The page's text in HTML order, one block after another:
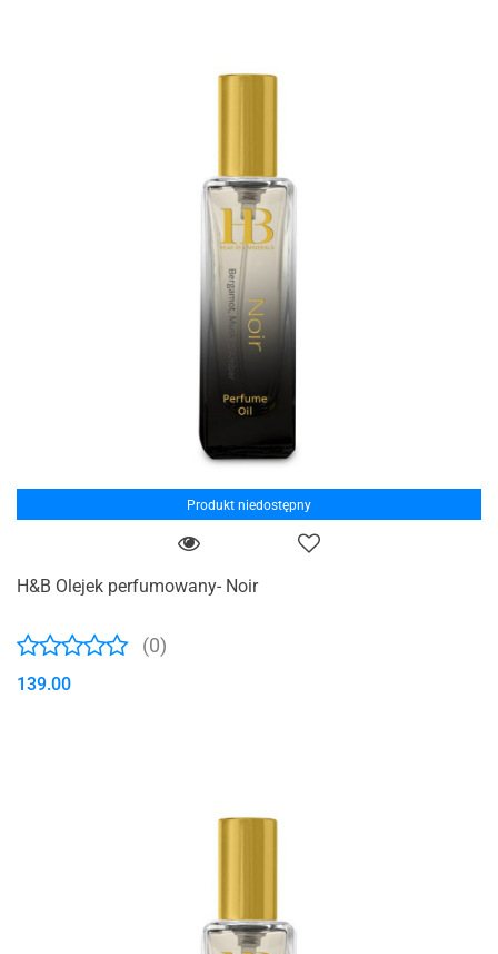
Produkt niedostępny
H&B Olejek perfumowany- Noir
(0)
139.00